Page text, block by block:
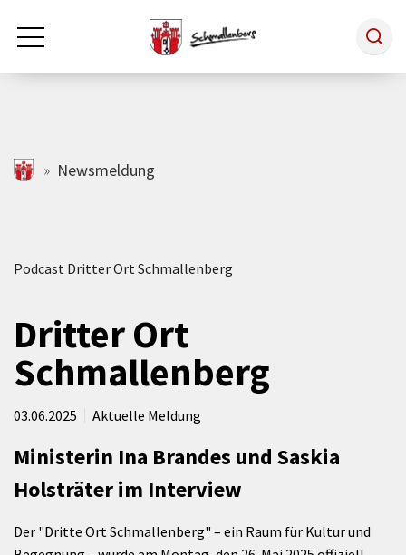
Zum Hauptinhalt springen
Rathaus & Politik
Tourismus
Freizeit & Kultur
schmallenberg.de
Newsmeldung
Podcast Dritter Ort Schmallenberg
Dritter Ort
Schmallenberg
03.06.2025 Aktuelle Meldung
Ministerin Ina Brandes und Saskia
Holsträter im Interview
Der "Dritte Ort Schmallenberg" – ein Raum für Kultur und